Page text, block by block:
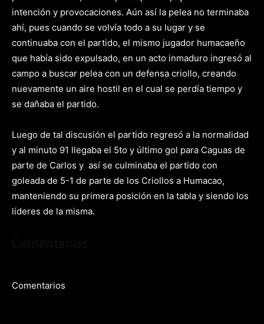
intención y provocaciones. Aún así la pelea no terminaba
ahí, pues cuando se volvía todo a su lugar y se
continuaba con el partido, el mismo jugador humacaeño
que había sido expulsado, en un acto inmaduro ingresó al
campo a buscar pelea con un defensa criollo, creando
nuevamente un aire hostil en el cual se perdía tiempo y
se dañaba el partido.
Luego de tal discusión el partido regresó a la normalidad
y al minuto 91 llegaba el 5to y último gol para Caguas de
parte de Carlos y así se culminaba el partido con
goleada de 5-1 de parte de los Criollos a Humacao,
manteniendo su primera posición en la tabla y siendo los
líderes de la misma.
Comentarios